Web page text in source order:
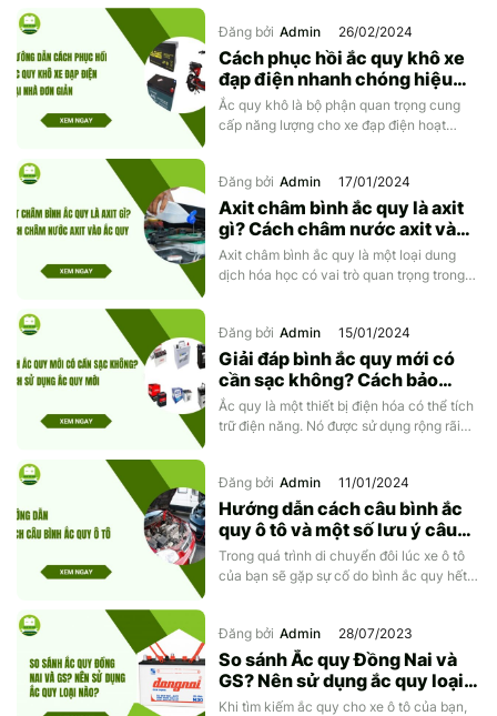
Mercedes-
Vinfast
Suzuki
BMW
Đồng Nai -
Long
Rocket
lượng đều dẫn tới những tình trạng bất
thường như đề xe không nổ, đèn xe […]
Đăng bởi Admin 26/02/2024
Cách phục hồi ắc quy khô xe
đạp điện nhanh chóng hiệu
quả
Ắc quy khô là bộ phận quan trọng cung
cấp năng lượng cho xe đạp điện hoạt
được phục hồi để kéo dài tuổi thọ. Vậy làm
thế nào để phục hồi ắc quy khô cho xe […]
Đăng bởi Admin 17/01/2024
Axit châm bình ắc quy là axit
gì? Cách châm nước axit vào
bình ắc quy
Axit châm bình ắc quy là một loại dung
dịch hóa học có vai trò quan trọng trong
điện phân bên trong bình ắc quy bị bay
hơi. Vậy axit châm bình ắc quy là axit gì?
[…]
Đăng bởi Admin 15/01/2024
Giải đáp bình ắc quy mới có
cần sạc không? Cách bảo
quản ắc quy mới
Ắc quy là một thiết bị điện hóa có thể tích
trữ điện năng. Nó được sử dụng rộng rãi
nhiều người thường thắc mắc bình ắc quy
mới có cần sạc không và cách sử […]
Đăng bởi Admin 11/01/2024
Hướng dẫn cách câu bình ắc
quy ô tô và một số lưu ý câu
bình an toàn
Trong quá trình di chuyển đôi lúc xe ô tô
của bạn sẽ gặp sự cố do bình ắc quy hết
bình ắc quy ô tô mà Ắc Quy Việt Nhật
hướng dẫn ngay tại bài viết này. […]
Đăng bởi Admin 28/07/2023
So sánh Ắc quy Đồng Nai và
GS? Nên sử dụng ắc quy loại
nào?
Khi tìm kiếm ắc quy cho xe ô tô của bạn,